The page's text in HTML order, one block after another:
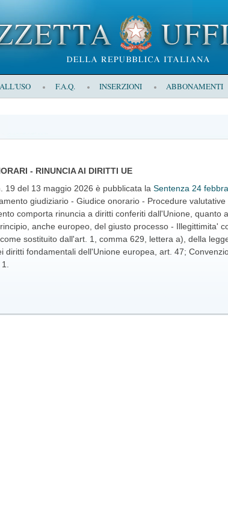
F.A.Q. INSERZIONI ABBONAMENTI
- RINUNCIA AI DIRITTI UE
19 del 13 maggio 2026 è pubblicata la Sentenza 24
giudiziario - Giudice onorario - Procedure
comporta rinuncia a diritti conferiti dall'Unione, quanto
anche europeo, del giusto processo - Illegittimita'
sostituito dall'art. 1, comma 629, lettera a), della
diritti fondamentali dell'Unione europea, art. 47;